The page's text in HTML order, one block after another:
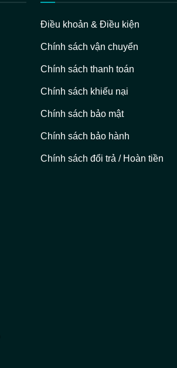
Điều khoản & Điều kiện
Chính sách vận chuyển
Chính sách thanh toán
Chính sách khiếu nại
Chính sách bảo mật
Chính sách bảo hành
Chính sách đổi trả / Hoàn tiền